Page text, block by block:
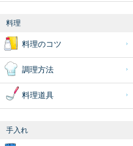
料理
料理のコツ
調理方法
料理道具
手入れ